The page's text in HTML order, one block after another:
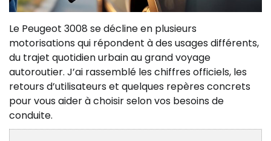
Le Peugeot 3008 se décline en plusieurs
motorisations qui répondent à des usages différents,
du trajet quotidien urbain au grand voyage
autoroutier. J’ai rassemblé les chiffres officiels, les
retours d’utilisateurs et quelques repères concrets
pour vous aider à choisir selon vos besoins de
conduite.